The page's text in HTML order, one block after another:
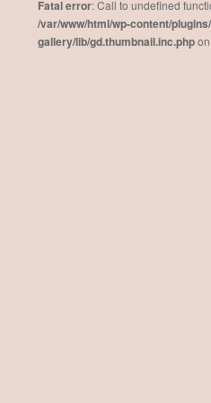
Fatal error: Call to undefined
/var/www/html/wp-content/
gallery/lib/gd.thumbnail.inc.php